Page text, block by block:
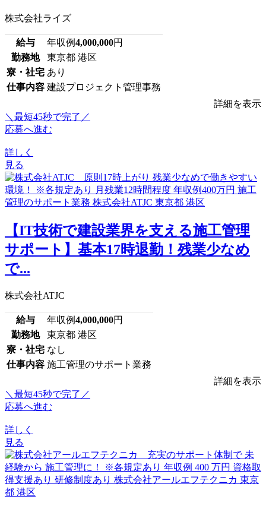
株式会社ライズ
給与 年収例4,000,000円
勤務地
東京都 港区
寮・社宅 あり
仕事内容 建設プロジェクト管理事務
詳細を表示
＼最短45秒で完了／
応募へ進む
詳しく
見る
【IT技術で建設業界を支える施工管理
サポート】基本17時退勤！残業少なめ
で...
株式会社ATJC
給与 年収例4,000,000円
勤務地
東京都 港区
寮・社宅 なし
仕事内容 施工管理のサポート業務
詳細を表示
＼最短45秒で完了／
応募へ進む
詳しく
見る